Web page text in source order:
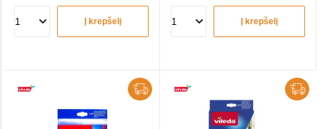
Į krepšelį Į krepšelį